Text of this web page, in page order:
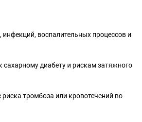
воспалительных процессов и
диабету и рискам затяжного
тромбоза или кровотечений во